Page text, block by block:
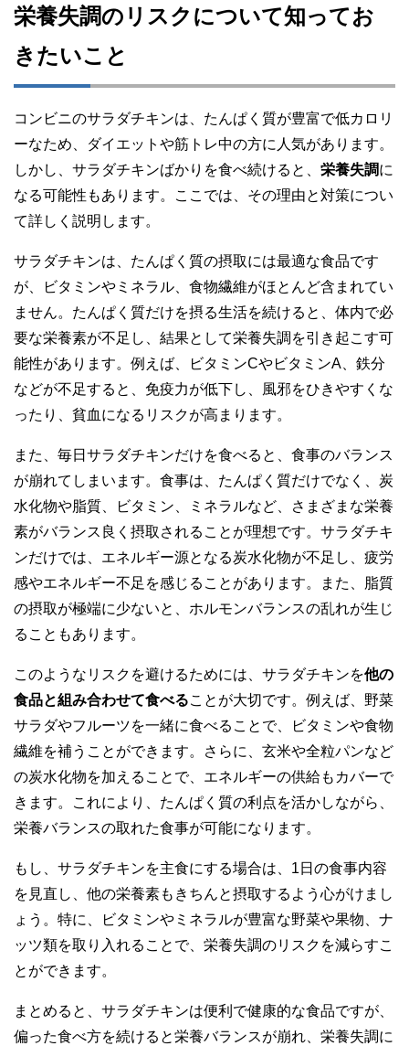
栄養失調のリスクについて知ってお
きたいこと
コンビニのサラダチキンは、たんぱく質が豊富で低カロリ
ーなため、ダイエットや筋トレ中の方に人気があります。
しかし、サラダチキンばかりを食べ続けると、 栄養失調に
なる可能性もあります。ここでは、その理由と対策につい
て詳しく説明します。
サラダチキンは、たんぱく質の摂取には最適な食品です
が、ビタミンやミネラル、食物繊維がほとんど含まれてい
ません。たんぱく質だけを摂る生活を続けると、体内で必
要な栄養素が不足し、結果として栄養失調を引き起こす可
能性があります。例えば、ビタミンCやビタミンA、鉄分
などが不足すると、免疫力が低下し、風邪をひきやすくな
ったり、貧血になるリスクが高まります。
また、毎日サラダチキンだけを食べると、食事のバランス
が崩れてしまいます。食事は、たんぱく質だけでなく、炭
水化物や脂質、ビタミン、ミネラルなど、さまざまな栄養
素がバランス良く摂取されることが理想です。サラダチキ
ンだけでは、エネルギー源となる炭水化物が不足し、疲労
感やエネルギー不足を感じることがあります。また、脂質
の摂取が極端に少ないと、ホルモンバランスの乱れが生じ
ることもあります。
このようなリスクを避けるためには、サラダチキンを他の
食品と組み合わせて食べることが大切です。例えば、野菜
サラダやフルーツを一緒に食べることで、ビタミンや食物
繊維を補うことができます。さらに、玄米や全粒パンなど
の炭水化物を加えることで、エネルギーの供給もカバーで
きます。これにより、たんぱく質の利点を活かしながら、
栄養バランスの取れた食事が可能になります。
もし、サラダチキンを主食にする場合は、1日の食事内容
を見直し、他の栄養素もきちんと摂取するよう心がけまし
ょう。特に、ビタミンやミネラルが豊富な野菜や果物、ナ
ッツ類を取り入れることで、栄養失調のリスクを減らすこ
とができます。
まとめると、サラダチキンは便利で健康的な食品ですが、
偏った食べ方を続けると栄養バランスが崩れ、栄養失調に